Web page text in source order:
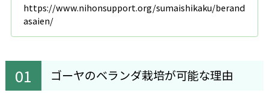
https://www.nihonsupport.org/sumaishikaku/berand
asaien/
ゴーヤのベランダ栽培が可能な理由